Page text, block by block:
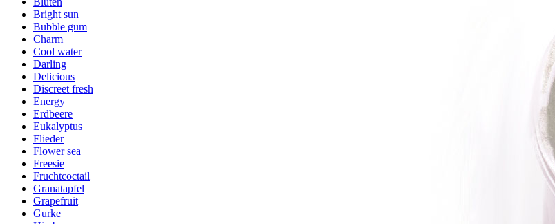
Bright sun
Bubble gum
Charm
Cool water
Darling
Delicious
Discreet fresh
Energy
Erdbeere
Eukalyptus
Flieder
Flower sea
Freesie
Fruchtcoctail
Granatapfel
Grapefruit
Gurke